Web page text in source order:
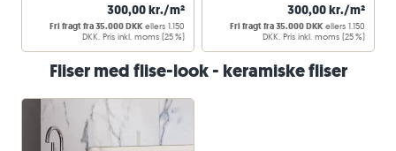
300,00 kr./m²
Fri fragt fra 35.000 DKK ellers 1.150
DKK. Pris inkl. moms (25 %)
300,00 kr./m²
Fri fragt fra 35.000 DKK ellers 1.150
DKK. Pris inkl. moms (25 %)
Fliser med flise-look - keramiske fliser